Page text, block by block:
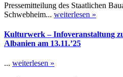
Pressemitteilung des Staatlichen
Schwebheim... weiterlesen »
Kulturwerk – Infoveranstaltung
Albanien am 13.11.’25
... weiterlesen »